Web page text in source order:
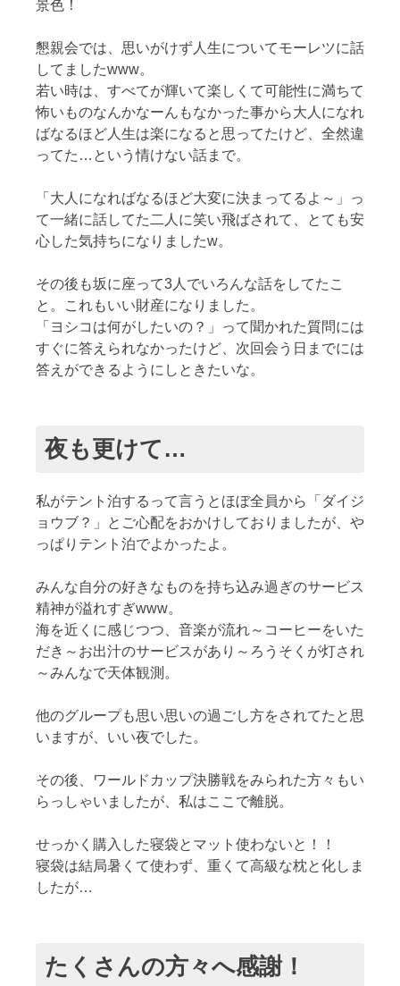
景色！
懇親会では、思いがけず人生についてモーレツに話
してましたwww。
若い時は、すべてが輝いて楽しくて可能性に満ちて
怖いものなんかなーんもなかった事から大人になれ
ばなるほど人生は楽になると思ってたけど、全然違
ってた…という情けない話まで。
「大人になればなるほど大変に決まってるよ～」っ
て一緒に話してた二人に笑い飛ばされて、とても安
心した気持ちになりましたw。
その後も坂に座って3人でいろんな話をしてたこ
と。これもいい財産になりました。
「ヨシコは何がしたいの？」って聞かれた質問には
すぐに答えられなかったけど、次回会う日までには
答えができるようにしときたいな。
夜も更けて…
私がテント泊するって言うとほぼ全員から「ダイジ
ョウブ？」とご心配をおかけしておりましたが、や
っぱりテント泊でよかったよ。
みんな自分の好きなものを持ち込み過ぎのサービス
精神が溢れすぎwww。
海を近くに感じつつ、音楽が流れ～コーヒーをいた
だき～お出汁のサービスがあり～ろうそくが灯され
～みんなで天体観測。
他のグループも思い思いの過ごし方をされてたと思
いますが、いい夜でした。
その後、ワールドカップ決勝戦をみられた方々もい
らっしゃいましたが、私はここで離脱。
せっかく購入した寝袋とマット使わないと！！
寝袋は結局暑くて使わず、重くて高級な枕と化しま
したが…
たくさんの方々へ感謝！